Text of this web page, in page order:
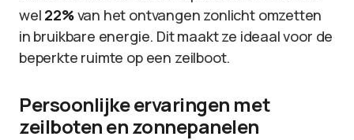
wel 22%van het ontvangen zonlicht omzetten
in bruikbare energie. Dit maakt ze ideaal voor de
beperkte ruimte op een zeilboot.
Persoonlijke ervaringen met
zeilboten en zonnepanelen